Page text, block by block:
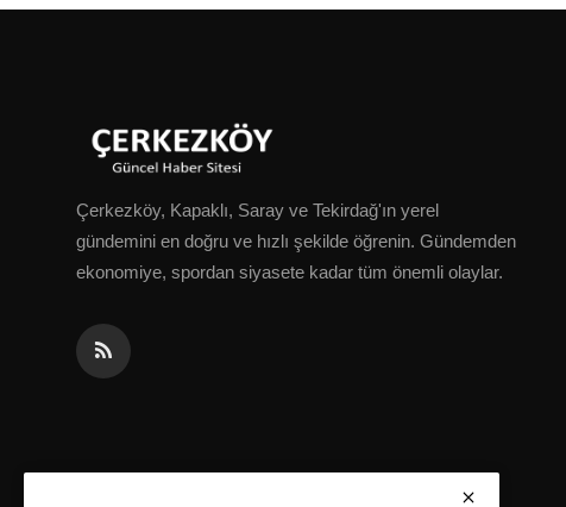
Çerkezköy, Kapaklı, Saray ve Tekirdağ'ın yerel
gündemini en doğru ve hızlı şekilde öğrenin. Gündemden
ekonomiye, spordan siyasete kadar tüm önemli olaylar.